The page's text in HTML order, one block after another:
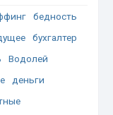
бедность
бухгалтер
Водолей
деньги